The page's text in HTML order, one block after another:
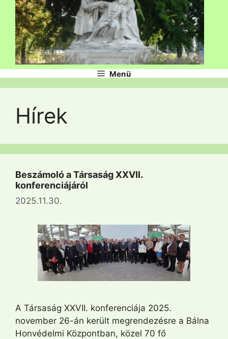
Menü
Hírek
Beszámoló a Társaság XXVII.
konferenciájáról
2025.11.30.
A Társaság XXVII. konferenciája 2025.
november 26-án került megrendezésre a Bálna
Honvédelmi Központban, közel 70 fő